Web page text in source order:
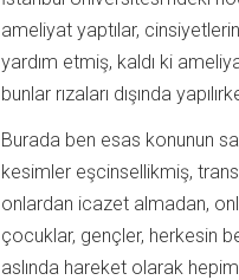
ameliyat yaptılar,
yardım etmiş, kaldı ki
bunlar rızaları dışında
Burada ben esas konunun
kesimler eşcinsellikmiş,
onlardan icazet almadan,
çocuklar, gençler, herkesin
aslında hareket olarak